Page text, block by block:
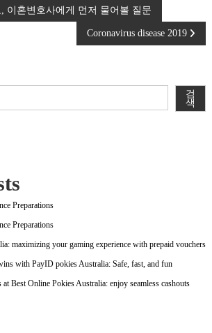
, 이혼변호사에게 먼저 물어볼 질문
Coronavirus disease 2019
검
색
Preparations
Preparations
maximizing your gaming experience with prepaid vouchers
with PayID pokies Australia: Safe, fast, and fun
Best Online Pokies Australia: enjoy seamless cashouts